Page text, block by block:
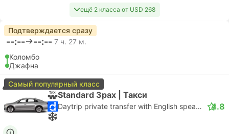
ещё 2 класса от USD 268
Подтверждается сразу
--:-- --:-- 7 ч. 27 м.
Коломбо
Джафна
Самый популярный класс
Standard 3pax | Такси
Daytrip private transfer with English speaking driver 4.8